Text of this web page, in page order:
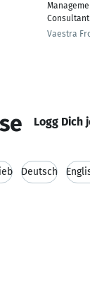
Consultant
Vaestra
Logg Dich
Deutsch